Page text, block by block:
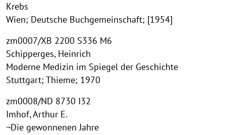
Krebs
Wien; Deutsche Buchgemeinschaft; [1954]
zm0007/XB 2200 S336 M6
Schipperges, Heinrich
Moderne Medizin im Spiegel der Geschichte
Stuttgart; Thieme; 1970
zm0008/ND 8730 I32
Imhof, Arthur E.
¬Die gewonnenen Jahre